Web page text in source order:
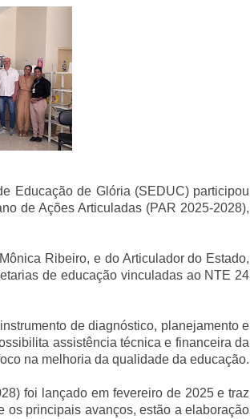
Educação de Glória (SEDUC) participou
de Ações Articuladas (PAR 2025-2028),
Ribeiro, e do Articulador do Estado,
de educação vinculadas ao NTE 24
de diagnóstico, planejamento e
assistência técnica e financeira da
na melhoria da qualidade da educação.
foi lançado em fevereiro de 2025 e traz
os principais avanços, estão a elaboração